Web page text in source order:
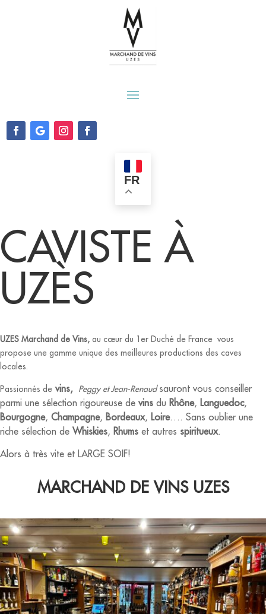
FR
CAVISTE À
UZÈS
UZES Marchand de Vins, au cœur du 1er Duché de France vous
propose une gamme unique des meilleures productions des caves
locales.
Passionnés de vins, Peggy et Jean-Renaudsauront vous conseiller
parmi une sélection rigoureuse devins du Rhône, Languedoc,
Bourgogne, Champagne, Bordeaux, Loire…. Sans oublier une
riche sélection de Whiskies, Rhums et autres spiritueux.
Alors à très vite et LARGE SOIF!
MARCHAND DE VINS UZES